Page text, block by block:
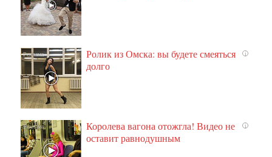
i
Ролик из Омска: вы будете смеяться
долго
i
Королева вагона отожгла! Видео не
оставит равнодушным